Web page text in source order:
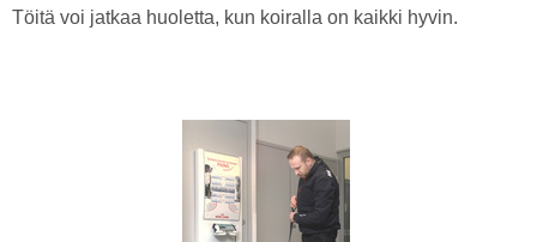
Töitä voi jatkaa huoletta, kun koiralla on kaikki hyvin.